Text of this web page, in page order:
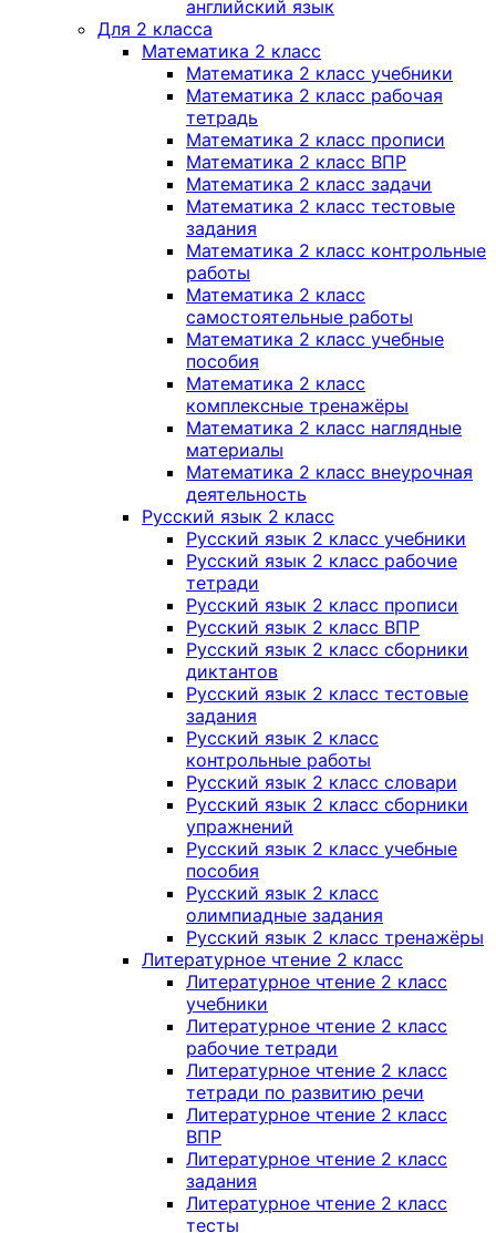
английский язык
Для 2 класса
Математика 2 класс
Математика 2 класс учебники
Математика 2 класс рабочая
тетрадь
Математика 2 класс прописи
Математика 2 класс ВПР
Математика 2 класс задачи
Математика 2 класс тестовые
задания
Математика 2 класс контрольные
работы
Математика 2 класс
самостоятельные работы
Математика 2 класс учебные
пособия
Математика 2 класс
комплексные тренажёры
Математика 2 класс наглядные
материалы
Математика 2 класс внеурочная
деятельность
Русский язык 2 класс
Русский язык 2 класс учебники
Русский язык 2 класс рабочие
тетради
Русский язык 2 класс прописи
Русский язык 2 класс ВПР
Русский язык 2 класс сборники
диктантов
Русский язык 2 класс тестовые
задания
Русский язык 2 класс
контрольные работы
Русский язык 2 класс словари
Русский язык 2 класс сборники
упражнений
Русский язык 2 класс учебные
пособия
Русский язык 2 класс
олимпиадные задания
Русский язык 2 класс тренажёры
Литературное чтение 2 класс
Литературное чтение 2 класс
учебники
Литературное чтение 2 класс
рабочие тетради
Литературное чтение 2 класс
тетради по развитию речи
Литературное чтение 2 класс
ВПР
Литературное чтение 2 класс
задания
Литературное чтение 2 класс
тесты